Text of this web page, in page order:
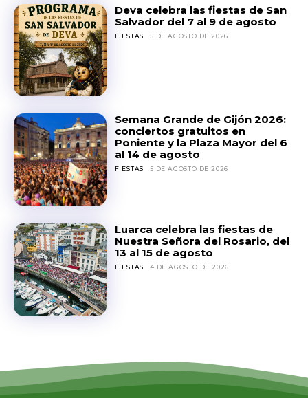
Deva celebra las fiestas de San
Salvador del 7 al 9 de agosto
FIESTAS 5 DE AGOSTO DE 2026
Semana Grande de Gijón 2026:
conciertos gratuitos en
Poniente y la Plaza Mayor del 6
al 14 de agosto
FIESTAS 5 DE AGOSTO DE 2026
Luarca celebra las fiestas de
Nuestra Señora del Rosario, del
13 al 15 de agosto
FIESTAS 4 DE AGOSTO DE 2026